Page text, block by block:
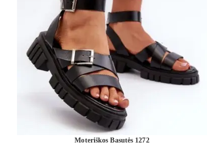
Moteriškos Basutės 1272